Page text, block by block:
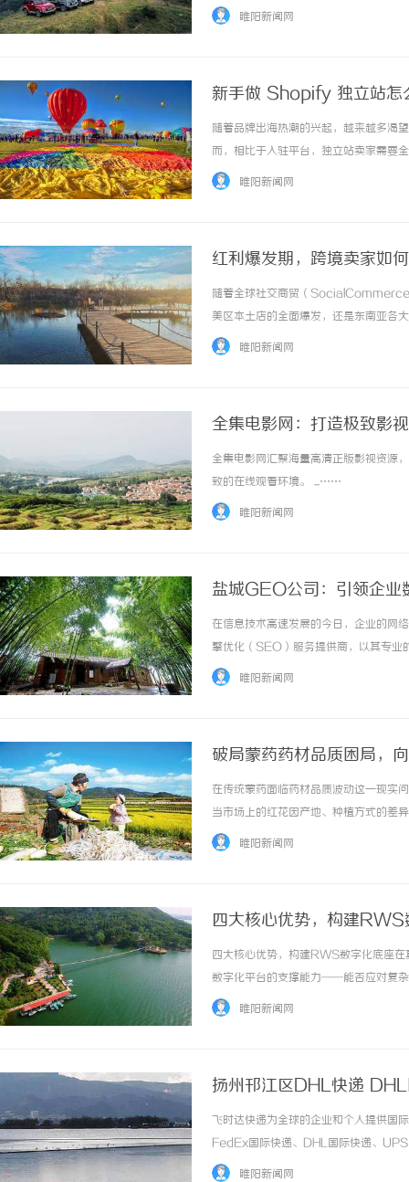
睢阳新闻网
新手做 Shopify 独立站怎
随着品牌出海热潮的兴起，越来越多渴
而，相比于入驻平台，独立站卖家需要
步的新手来说，面对市场上琳琅满目的
睢阳新闻网
红利爆发期，跨境卖家如
随着全球社交商贸（
美区本土店的全面爆发，还是东南亚各
新的万亿级赛道。然而，在社交电商流
睢阳新闻网
全集电影网：打造极致影
全集电影网汇聚海量高清正版影视资源
致的在线观看环境。 ...……
睢阳新闻网
盐城GEO公司：引领企
在信息技术高速发展的今日，企业的网
擎优化（SEO）服务提供商，以其专业
度，最终实现业务增长。一、盐城
睢阳新闻网
破局蒙药药材品质困局，
在传统蒙药面临药材品质波动这一现实
当市场上的红花因产地、种植方式的差
头到成品的全程质量控制体系——也因
睢阳新闻网
四大核心优势，构建RWS
四大核心优势，构建RWS数字化底座
数字化平台的支撑能力——能否应对复
成果最终的转化质量。临研通以四大核
睢阳新闻网
扬州邗江区DHL快递
飞时达快递为全球的企业和个人提供国
FedEx国际快递、DHL国际快递、
务。扬州邗江区作为江苏省的重要交通
睢阳新闻网
激光切割系列：技术的崛起与应用前景